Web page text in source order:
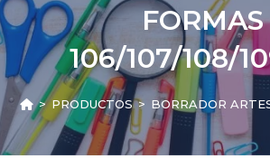
FORMAS
106/107/108/
> PRODUCTOS > BORRADOR